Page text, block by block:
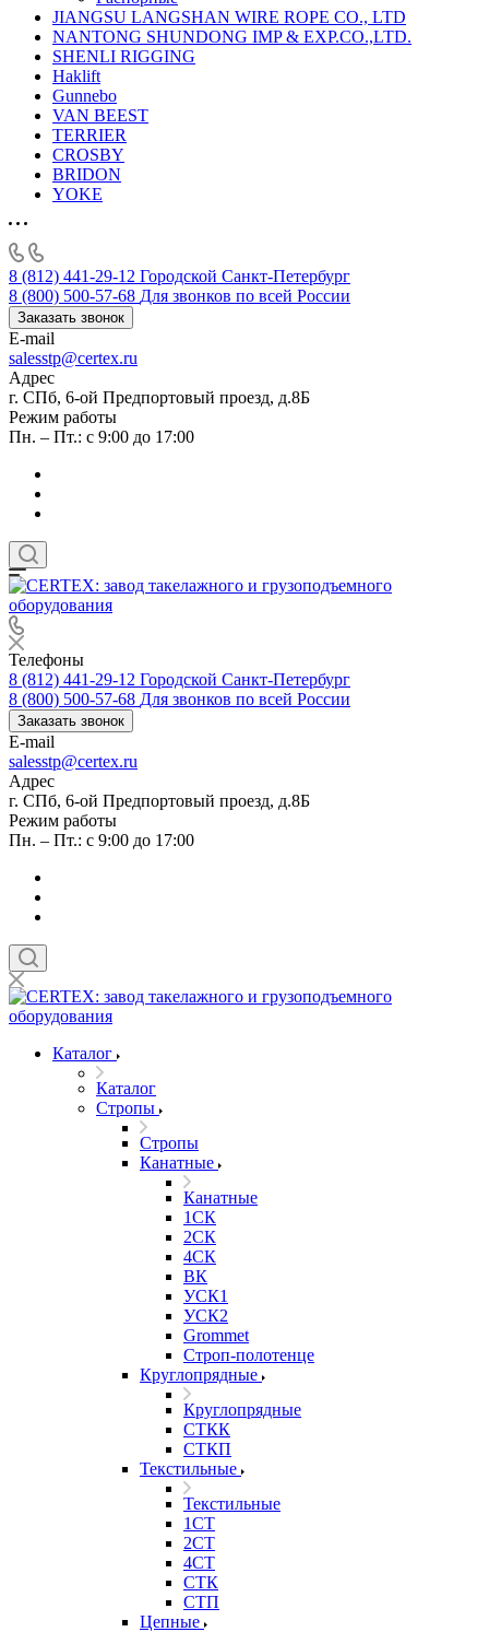
JIANGSU LANGSHAN WIRE ROPE CO., LTD
NANTONG SHUNDONG IMP & EXP.CO.,LTD.
SHENLI RIGGING
Haklift
Gunnebo
VAN BEEST
TERRIER
CROSBY
BRIDON
YOKE
8 (812) 441-29-12 Городской Санкт-Петербург
8 (800) 500-57-68 Для звонков по всей России
Заказать звонок
E-mail
salesstp@certex.ru
Адрес
г. СПб, 6-ой Предпортовый проезд, д.8Б
Режим работы
Пн. – Пт.: с 9:00 до 17:00
Телефоны
8 (812) 441-29-12 Городской Санкт-Петербург
8 (800) 500-57-68 Для звонков по всей России
Заказать звонок
E-mail
salesstp@certex.ru
Адрес
г. СПб, 6-ой Предпортовый проезд, д.8Б
Режим работы
Пн. – Пт.: с 9:00 до 17:00
Каталог
Каталог
Стропы
Стропы
Канатные
Канатные
1СК
2СК
4СК
ВК
УСК1
УСК2
Grommet
Строп-полотенце
Круглопрядные
Круглопрядные
СТКК
СТКП
Текстильные
Текстильные
1СТ
2СТ
4СТ
СТК
СТП
Цепные